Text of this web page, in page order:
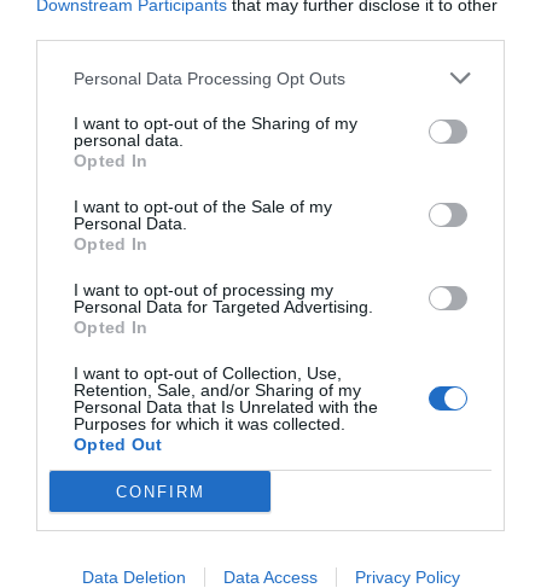
Downstream Participants that may further disclose it to other
Personal Data Processing Opt Outs
I want to opt-out of the Sharing of my
personal data.
Opted In
I want to opt-out of the Sale of my
Personal Data.
Opted In
I want to opt-out of processing my
Personal Data for Targeted Advertising.
Opted In
I want to opt-out of Collection, Use,
Retention, Sale, and/or Sharing of my
Personal Data that Is Unrelated with the
Purposes for which it was collected.
Opted Out
CONFIRM
Data Deletion Data Access Privacy Policy
de firmas para que Hispaocio siguiese abierto. Ahora ya
Con 98 empleados en plantilla,opera 10
Madrid (3), Barcelona (3), Cádiz, Málaga, Girona y
Torrelavega. La cadena también ultima la apertura
de Globaltech Wellness Clinic, clínica de rehabilitación
negocio más allá del fitness.
de forma gratuita
Mantente informado con las últimas noticias de actualidad.
Compartir